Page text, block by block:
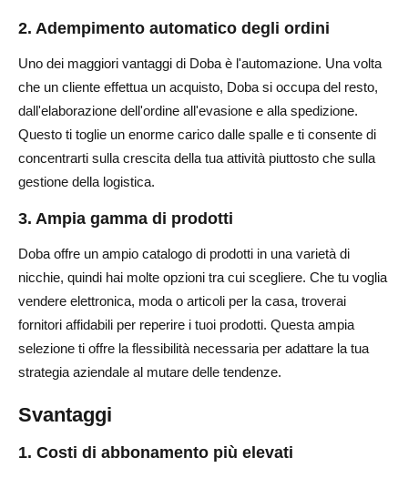
2. Adempimento automatico degli ordini
Uno dei maggiori vantaggi di Doba è l'automazione. Una volta
che un cliente effettua un acquisto, Doba si occupa del resto,
dall'elaborazione dell'ordine all'evasione e alla spedizione.
Questo ti toglie un enorme carico dalle spalle e ti consente di
concentrarti sulla crescita della tua attività piuttosto che sulla
gestione della logistica.
3. Ampia gamma di prodotti
Doba offre un ampio catalogo di prodotti in una varietà di
nicchie, quindi hai molte opzioni tra cui scegliere. Che tu voglia
vendere elettronica, moda o articoli per la casa, troverai
fornitori affidabili per reperire i tuoi prodotti. Questa ampia
selezione ti offre la flessibilità necessaria per adattare la tua
strategia aziendale al mutare delle tendenze.
Svantaggi
1. Costi di abbonamento più elevati